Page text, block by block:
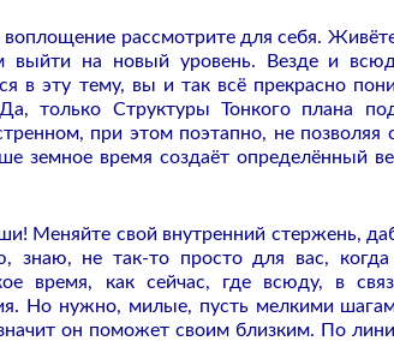
рассмотрите для себя.
выйти на новый уровень. Везде и
в эту тему, вы и так всё прекрасно
только Структуры Тонкого плана
при этом поэтапно, не позволяя
земное время создаёт определённый
Меняйте свой внутренний стержень,
не так-то просто для вас, когда
время, как сейчас, где всюду, в
Но нужно, милые, пусть мелкими
он поможет своим близким. По